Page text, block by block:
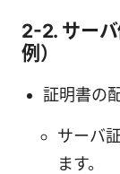
2-2. サー
例）
証明書の
サーバ
ます。